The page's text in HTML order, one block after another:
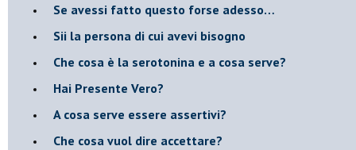
​Se avessi fatto questo forse adesso…
​Sii la persona di cui avevi bisogno
Che cosa è la serotonina e a cosa serve?
​Hai Presente Vero?
A cosa serve essere assertivi?
​Che cosa vuol dire accettare?